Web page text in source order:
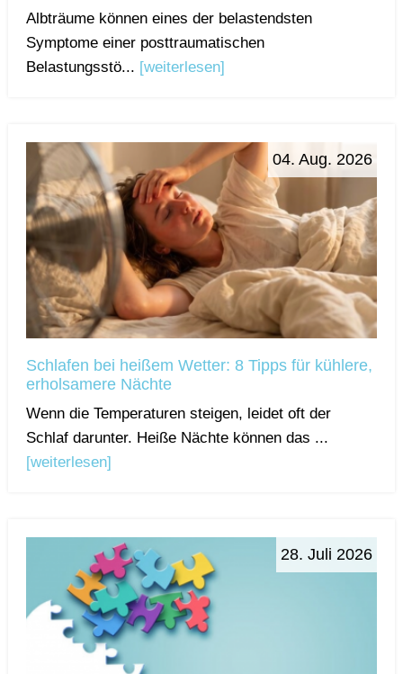
Albträume können eines der belastendsten
Symptome einer posttraumatischen
Belastungsstö... [weiterlesen]
04. Aug. 2026
Schlafen bei heißem Wetter: 8 Tipps für kühlere,
erholsamere Nächte
Wenn die Temperaturen steigen, leidet oft der
Schlaf darunter. Heiße Nächte können das ...
[weiterlesen]
28. Juli 2026